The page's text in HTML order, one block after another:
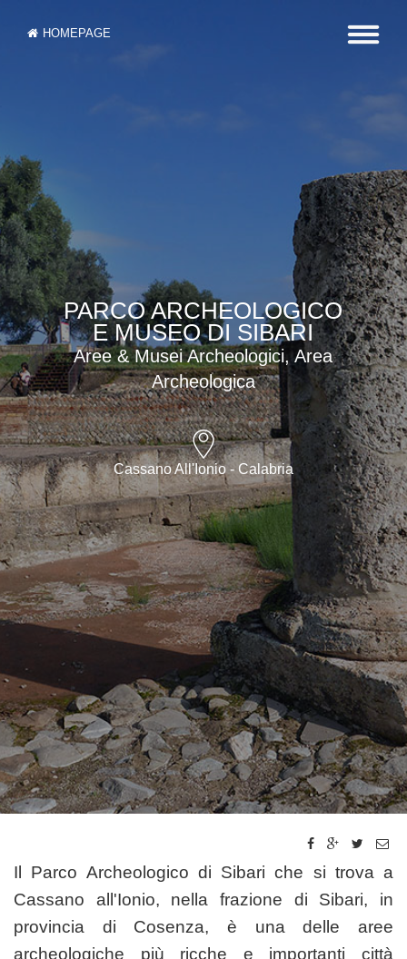
HOMEPAGE
PARCO ARCHEOLOGICO
E MUSEO DI SIBARI
Aree & Musei Archeologici, Area
Archeologica
Cassano All'Ionio - Calabria
Il Parco Archeologico di Sibari che si trova a
Cassano all'Ionio, nella frazione di Sibari, in
provincia di Cosenza, è una delle aree
archeologiche più ricche e importanti città